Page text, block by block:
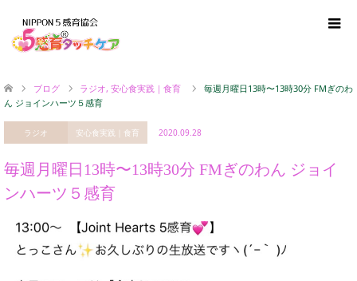
ブログ ラジオ, 安心食実践｜食育
毎週月曜日13時〜13時30分 FMぎのわ
ん ジョインハーツ５感育
ラジオ 安心食実践｜食育 2020.09.28
毎週月曜日13時〜13時30分 FMぎのわん ジョイ
ンハーツ５感育